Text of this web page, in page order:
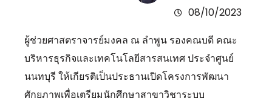
08/10/2023
ผู้ช่วยศาสตราจารย์มงคล ณ ลำพูน รองคณบดี คณะ
บริหารธุรกิจและเทคโนโลยีสารสนเทศ ประจำศูนย์
นนทบุรี ให้เกียรติเป็นประธานเปิดโครงการพัฒนา
ศักยภาพเพื่อเตรียมนักศึกษาสาขาวิชาระบบ